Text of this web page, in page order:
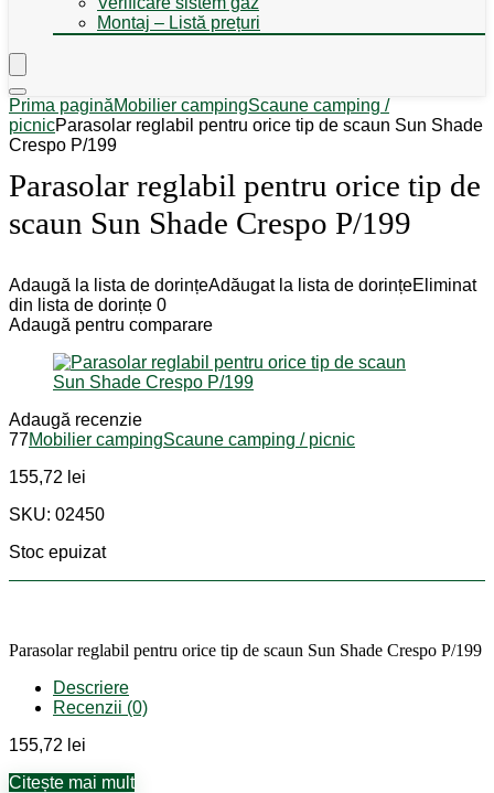
Montaj – Listă prețuri
Prima paginăMobilier campingScaune camping /
picnicParasolar reglabil pentru orice tip de scaun Sun Shade
Crespo P/199
Parasolar reglabil pentru orice tip de
scaun Sun Shade Crespo P/199
Adaugă la lista de dorințeAdăugat la lista de dorințeEliminat
din lista de dorințe 0
Adaugă pentru comparare
Adaugă recenzie
77Mobilier campingScaune camping / picnic
155,72 lei
SKU: 02450
Stoc epuizat
Parasolar reglabil pentru orice tip de scaun Sun Shade Crespo P/199
Descriere
Recenzii (0)
155,72 lei
Citește mai mult